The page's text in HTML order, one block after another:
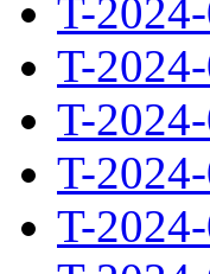
T-
T-
T-
T-
T-